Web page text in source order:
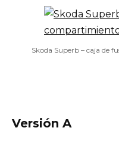
Skoda Superb – caja de
Versión A